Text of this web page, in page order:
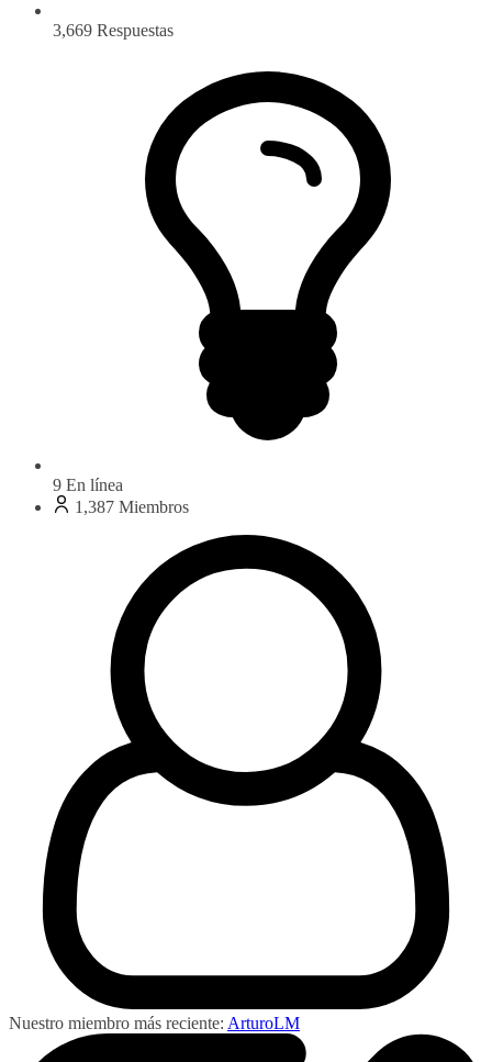
3,669 Respuestas
9 En línea
1,387 Miembros
Nuestro miembro más reciente: ArturoLM